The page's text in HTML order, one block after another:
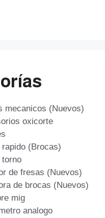
mecanicos (Nuevos)
oxicorte
(Brocas)
de fresas (Nuevos)
de brocas (Nuevos)
mig
analogo